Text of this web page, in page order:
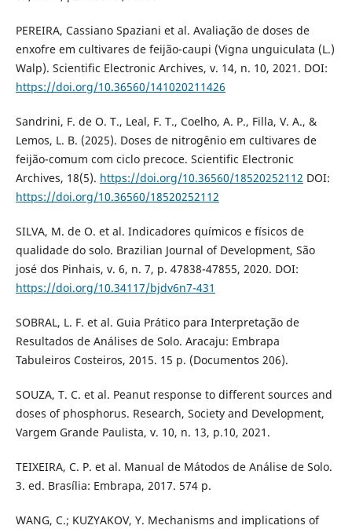
PEREIRA, Cassiano Spaziani et al. Avaliação de doses de
enxofre em cultivares de feijão-caupi (Vigna unguiculata (L.)
Walp). Scientific Electronic Archives, v. 14, n. 10, 2021. DOI:
https://doi.org/10.36560/141020211426
Sandrini, F. de O. T., Leal, F. T., Coelho, A. P., Filla, V. A., &
Lemos, L. B. (2025). Doses de nitrogênio em cultivares de
feijão-comum com ciclo precoce. Scientific Electronic
Archives, 18(5). https://doi.org/10.36560/18520252112 DOI:
https://doi.org/10.36560/18520252112
SILVA, M. de O. et al. Indicadores químicos e físicos de
qualidade do solo. Brazilian Journal of Development, São
josé dos Pinhais, v. 6, n. 7, p. 47838-47855, 2020. DOI:
https://doi.org/10.34117/bjdv6n7-431
SOBRAL, L. F. et al. Guia Prático para Interpretação de
Resultados de Análises de Solo. Aracaju: Embrapa
Tabuleiros Costeiros, 2015. 15 p. (Documentos 206).
SOUZA, T. C. et al. Peanut response to different sources and
doses of phosphorus. Research, Society and Development,
Vargem Grande Paulista, v. 10, n. 13, p.10, 2021.
TEIXEIRA, C. P. et al. Manual de Mátodos de Análise de Solo.
3. ed. Brasília: Embrapa, 2017. 574 p.
WANG, C.; KUZYAKOV, Y. Mechanisms and implications of